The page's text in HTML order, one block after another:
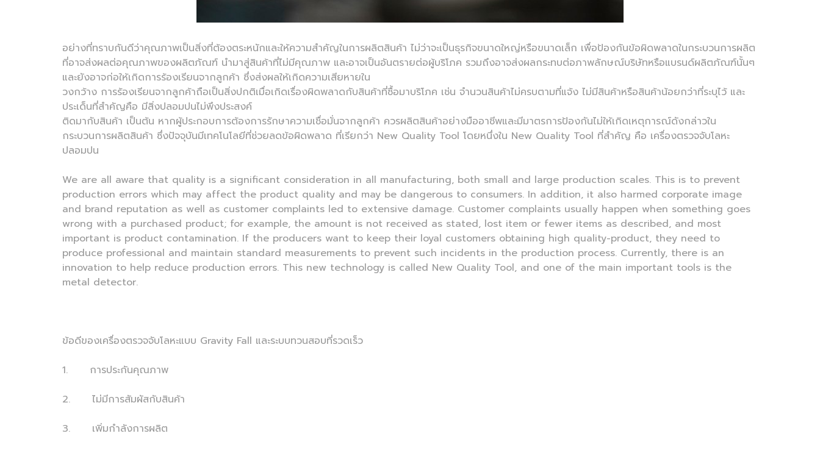
อย่างที่ทราบกันดีว่าคุณภาพเป็นสิ่งที่ต้องตระหนักและให้ความสำคัญในการผลิตสินค้า ไม่ว่าจะเป็นธุรกิจขนาดใหญ่หรือขนาดเล็ก เพื่อป้องกันข้อผิดพลาดในกระบวนการผลิต
ที่อาจส่งผลต่อคุณภาพของผลิตภัณฑ์ นำมาสู่สินค้าที่ไม่มีคุณภาพ และอาจเป็นอันตรายต่อผู้บริโภค รวมถึงอาจส่งผลกระทบต่อภาพลักษณ์บริษัทหรือแบรนด์ผลิตภัณฑ์นั้นๆ
และยังอาจก่อให้เกิดการร้องเรียนจากลูกค้า ซึ่งส่งผลให้เกิดความเสียหายใน
วงกว้าง การร้องเรียนจากลูกค้าถือเป็นสิ่งปกติเมื่อเกิดเรื่องผิดพลาดกับสินค้าที่ซื้อมาบริโภค เช่น จำนวนสินค้าไม่ครบตามที่แจ้ง ไม่มีสินค้าหรือสินค้าน้อยกว่าที่ระบุไว้ และ
ประเด็นที่สำคัญคือ มีสิ่งปลอมปนไม่พึงประสงค์
ติดมากับสินค้า เป็นต้น หากผู้ประกอบการต้องการรักษาความเชื่อมั่นจากลูกค้า ควรผลิตสินค้าอย่างมืออาชีพและมีมาตรการป้องกันไม่ให้เกิดเหตุการณ์ดังกล่าวใน
กระบวนการผลิตสินค้า ซึ่งปัจจุบันมีเทคโนโลยีที่ช่วยลดข้อผิดพลาด ที่เรียกว่า New Quality Tool โดยหนึ่งใน New Quality Tool ที่สำคัญ คือ เครื่องตรวจจับโลหะ
ปลอมปน
We are all aware that quality is a significant consideration in all manufacturing, both small and large production scales. This is to prevent
production errors which may affect the product quality and may be dangerous to consumers. In addition, it also harmed corporate image
and brand reputation as well as customer complaints led to extensive damage. Customer complaints usually happen when something goes
wrong with a purchased product; for example, the amount is not received as stated, lost item or fewer items as described, and most
important is product contamination. If the producers want to keep their loyal customers obtaining high quality-product, they need to
produce professional and maintain standard measurements to prevent such incidents in the production process. Currently, there is an
innovation to help reduce production errors. This new technology is called New Quality Tool, and one of the main important tools is the
metal detector.
ข้อดีของเครื่องตรวจจับโลหะแบบ Gravity Fall และระบบทวนสอบที่รวดเร็ว
1. การประกันคุณภาพ
2. ไม่มีการสัมผัสกับสินค้า
3. เพิ่มกำลังการผลิต